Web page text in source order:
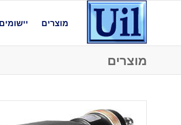
מוצרים יישומים
מוצרים